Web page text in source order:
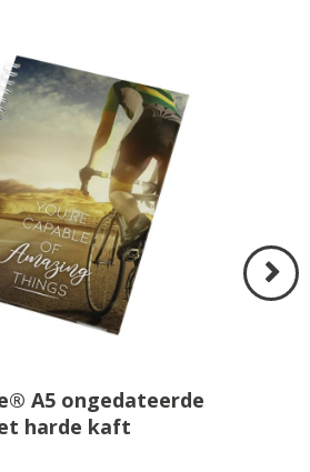
A5 ongedateerde
harde kaft